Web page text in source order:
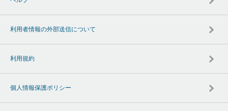
利用者情報の外部送信について
利用規約
個人情報保護ポリシー